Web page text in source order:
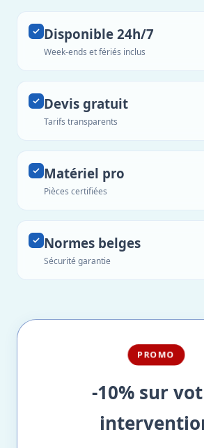
Disponible 24h/7
Week-ends et fériés inclus
Devis gratuit
Tarifs transparents
Matériel pro
Pièces certifiées
Normes belges
Sécurité garantie
PROMO
-10% sur